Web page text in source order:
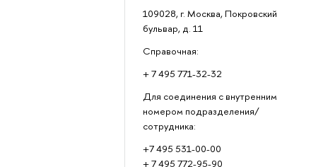
109028, г. Москва, Покровский
бульвар, д. 11
Справочная:
+ 7 495 771-32-32
Для соединения с внутренним
номером подразделения/
сотрудника:
+7 495 531-00-00
+ 7 495 772-95-90